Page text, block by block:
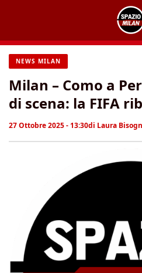
contenuto
NEWS MILAN
Milan – Como a
di scena: la FIFA
27 Ottobre 2025 - 13:30di Laura